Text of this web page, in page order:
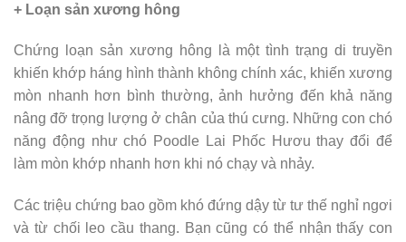
+ Loạn sản xương hông
Chứng loạn sản xương hông là một tình trạng di truyền
khiến khớp háng hình thành không chính xác, khiến xương
mòn nhanh hơn bình thường, ảnh hưởng đến khả năng
nâng đỡ trọng lượng ở chân của thú cưng. Những con chó
năng động như chó Poodle Lai Phốc Hươu thay đổi để
làm mòn khớp nhanh hơn khi nó chạy và nhảy.
Các triệu chứng bao gồm khó đứng dậy từ tư thế nghỉ ngơi
và từ chối leo cầu thang. Bạn cũng có thể nhận thấy con